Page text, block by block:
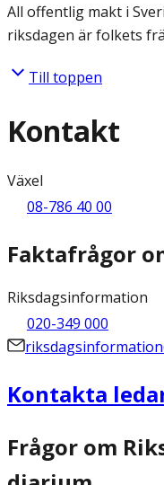
All offentlig makt i
riksdagen är folkets
Till toppen
Kontakt
Växel
08-786 40 00
Faktafrågor
Riksdagsinformation
020-349 000
Kontakta
Frågor om